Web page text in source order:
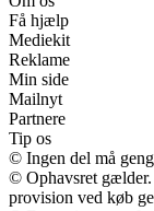
Få hjælp
Mediekit
Reklame
Min side
Mailnyt
Partnere
Tip os
© Ingen del må
© Ophavsret gælder.
provision ved køb